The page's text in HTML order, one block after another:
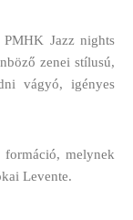
Jazz nights
zenei stílusú,
vágyó, igényes
melynek
Levente.